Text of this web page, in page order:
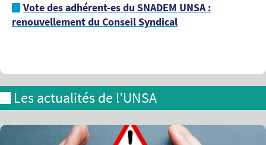
Vote des adhérent-es du SNADEM UNSA :
renouvellement du Conseil Syndical
Les actualités de l’UNSA